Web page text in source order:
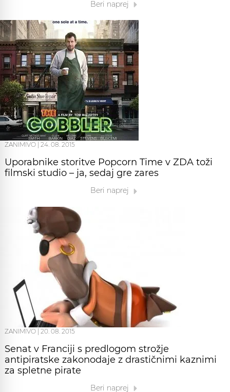
Beri naprej
ZANIMIVO 24. 08. 2015
Uporabnike storitve Popcorn Time v ZDA toži
filmski studio – ja, sedaj gre zares
Beri naprej
ZANIMIVO 20. 08. 2015
Senat v Franciji s predlogom strožje
antipiratske zakonodaje z drastičnimi kaznimi
za spletne pirate
Beri naprej